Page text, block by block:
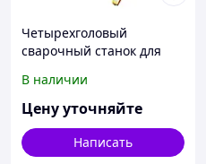
Четырехголовый
сварочный станок для
В наличии
Цену уточняйте
Написать